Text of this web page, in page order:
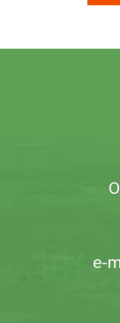
e-